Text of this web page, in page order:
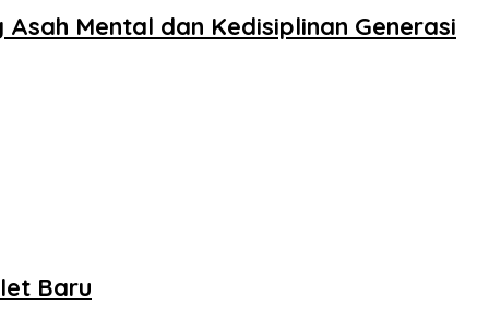
Mental dan Kedisiplinan Generasi
Baru